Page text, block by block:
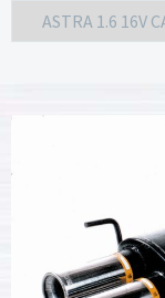
ASTRA 1.6 16V